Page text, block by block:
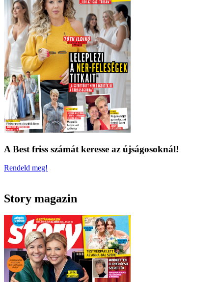
A Best friss számát keresse az újságosoknál!
Rendeld meg!
Story magazin